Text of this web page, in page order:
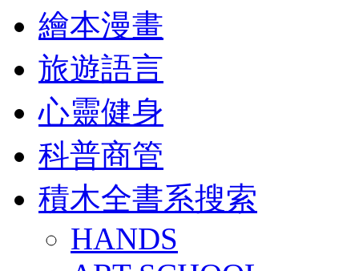
繪本漫畫
旅遊語言
心靈健身
科普商管
積木全書系搜索
HANDS